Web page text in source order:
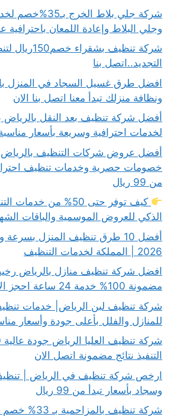
شركة جلي بلاط الخرج
وجلي البلاط وإعادة اللمعان باحترافية
شركة تنظيف
التجديد..اتصل بنا
افضل طرق غسيل السجاد في المنزل
ونظافة منزلك تبدأ معنا اتصل بنا الان
لخدمات احترافية وسريعة بأسعار
خصومات حصرية وخدمات تنظيف
من 99 ريال
كيف توفر حتى 50% من
الذكي للعروض الموسمية والباقات
أفضل 10 طرق تنظيف المنزل
2026 | المملكة لخدمات التنظيف
افضل شركة تنظيف منازل بالرياض
مضمونة 100% خدمة 24 ساعة احجز الان
شركة تنظيف لبن الرياض| خدمات
للمنازل والفلل بأعلى جودة وأسعار
التنفيذ نتائج مضمونة اتصل الان
ارخص شركة تنظيف في الرياض |
وسجاد بأسعار تبدأ من 99 ريال
شركة تنظيف